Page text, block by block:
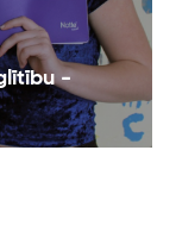
-